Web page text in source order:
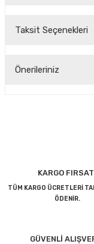
Taksit Seçenekleri
Önerileriniz
Ürün
Ürün bilgilerinde
Bu ürüne benzer
KARGO
TÜM KARGO ÜCRETLERİ
ÖDENİR.
GÜVENLİ